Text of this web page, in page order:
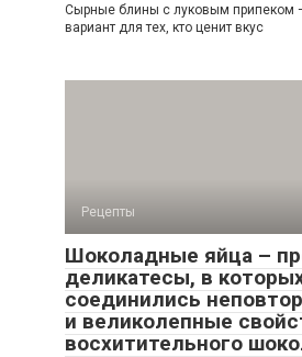
Сырные блины с луковым припеком
вариант для тех, кто ценит вкус
Рецепты
Шоколадные яйца –
деликатесы, в
соединились
и великолепные
восхитительного